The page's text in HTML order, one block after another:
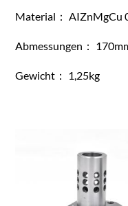
Material： AIZnMgCu
Abmessungen：
Gewicht： 1,25kg